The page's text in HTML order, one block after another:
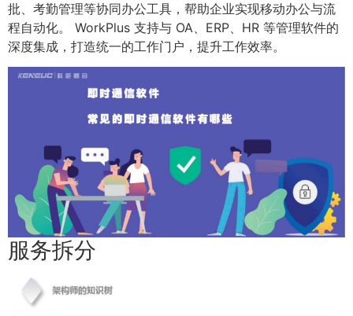
批、考勤管理等协同办公工具，帮助企业实现移动办公与流
程自动化。 WorkPlus 支持与 OA、ERP、HR 等管理软件的
深度集成，打造统一的工作门户，提升工作效率。
服务拆分